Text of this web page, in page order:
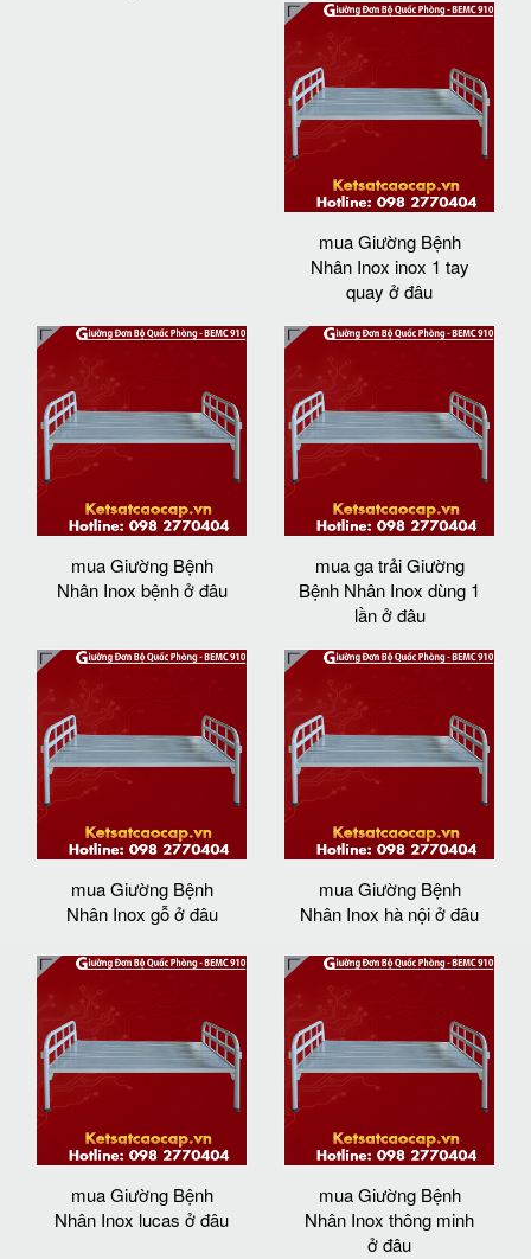
mua Giường Bệnh
Nhân Inox inox 1 tay
quay ở đâu
mua Giường Bệnh
Nhân Inox bệnh ở đâu
mua ga trải Giường
Bệnh Nhân Inox dùng 1
lần ở đâu
mua Giường Bệnh
Nhân Inox gỗ ở đâu
mua Giường Bệnh
Nhân Inox hà nội ở đâu
mua Giường Bệnh
Nhân Inox lucas ở đâu
mua Giường Bệnh
Nhân Inox thông minh
ở đâu